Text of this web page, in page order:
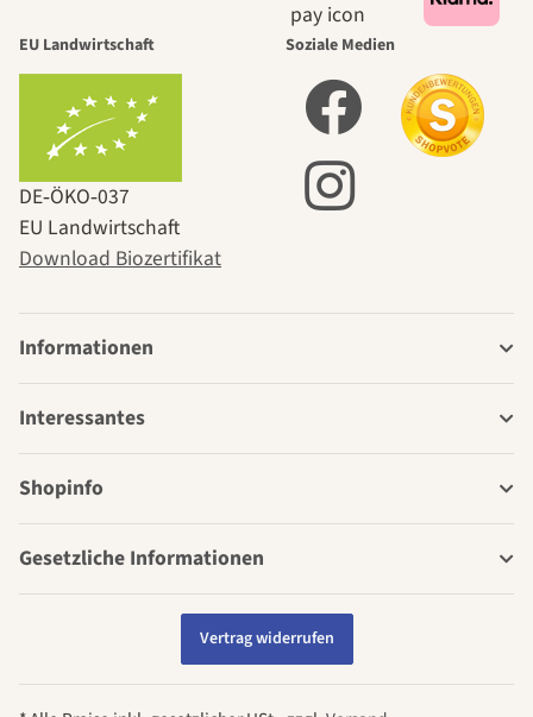
EU Landwirtschaft
DE‑ÖKO‑037
EU Landwirtschaft
Download Biozertifikat
Soziale Medien
Informationen
Interessantes
Shopinfo
Gesetzliche Informationen
Vertrag widerrufen